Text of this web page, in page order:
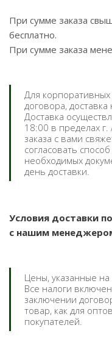
При сумме заказа
бесплатно.
При сумме заказа
Для
договора,
Доставка
18:00 в пределах
заказа с вами
согласовать
необходимых
день доставки.
Условия доставки
с нашим
Цены, указанные
Все налоги
заключении
товар, как для
покупателей.